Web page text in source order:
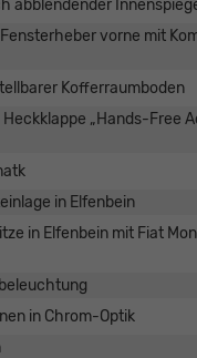
abblendender
vorne mit
Kofferraumboden
„Hands-Free
in Elfenbein
in Elfenbein mit Fiat
in Chrom-Optik